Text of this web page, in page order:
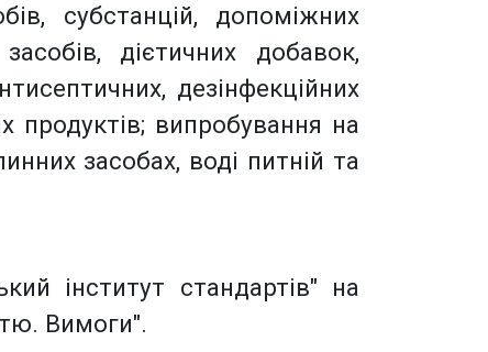
субстанцій, допоміжних
дієтичних добавок,
дезінфекційних
продуктів; випробування на
засобах, воді питній та
інститут стандартів" на
Вимоги".